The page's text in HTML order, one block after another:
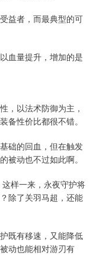
益者，而最典型的可
血量提升，增加的是
，以法术防御为主，
备性价比都很不错。
础的回血，但在触发
被动也不过如此啊。
样一来，永夜守护将
除了关羽马超，还能
既有移速，又能降低
动也能相对游刃有